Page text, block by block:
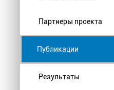
Партнеры проекта
Публикации
Результаты